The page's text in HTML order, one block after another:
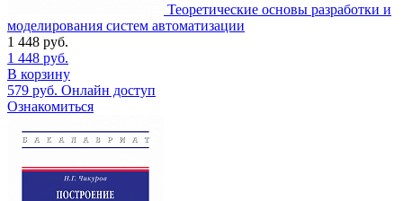
Теоретические основы разработки и
моделирования систем автоматизации
1 448 руб.
1 448 руб.
В корзину
579 руб. Онлайн доступ
Ознакомиться